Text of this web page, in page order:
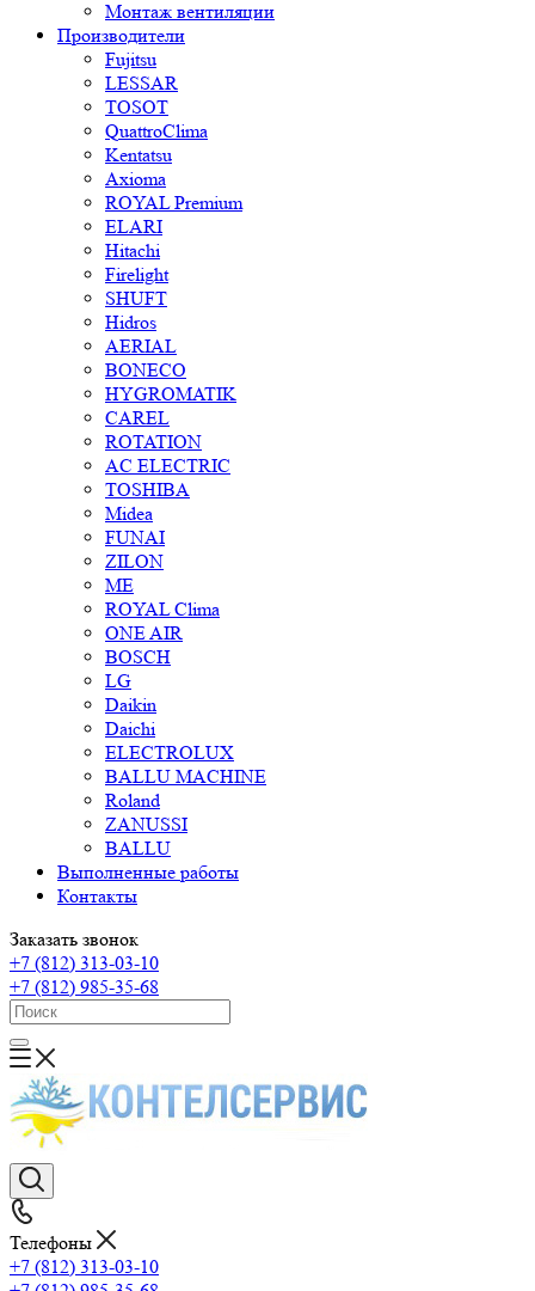
Монтаж вентиляции
Производители
Fujitsu
LESSAR
TOSOT
QuattroClima
Kentatsu
Axioma
ROYAL Premium
ELARI
Hitachi
Firelight
SHUFT
Hidros
AERIAL
BONECO
HYGROMATIK
CAREL
ROTATION
AC ELECTRIC
TOSHIBA
Midea
FUNAI
ZILON
ME
ROYAL Clima
ONE AIR
BOSCH
LG
Daikin
Daichi
ELECTROLUX
BALLU MACHINE
Roland
ZANUSSI
BALLU
Выполненные работы
Контакты
Заказать звонок
+7 (812) 313-03-10
+7 (812) 985-35-68
Телефоны
+7 (812) 313-03-10